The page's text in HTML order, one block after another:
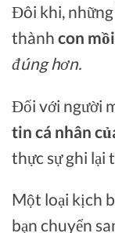
Đôi khi, những
thành con
đúng hơn.
Đối với người
tin cá nhân
thực sự ghi lại
Một loại kịch
bạn chuyển